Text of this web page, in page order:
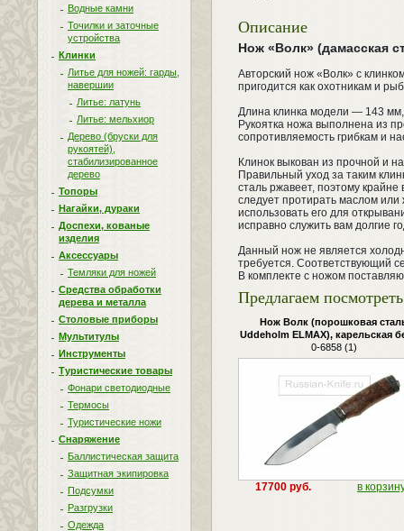
Водные камни
Точилки и заточные
устройства
Клинки
Литье для ножей: гарды,
навершии
Литье: латунь
Литье: мельхиор
Дерево (бруски для
рукоятей),
стабилизированное
дерево
Топоры
Нагайки, дураки
Доспехи, кованые
изделия
Аксессуары
Темляки для ножей
Средства обработки
дерева и металла
Столовые приборы
Мультитулы
Инструменты
Туристические товары
Фонари светодиодные
Термосы
Туристические ножи
Снаряжение
Баллистическая защита
Защитная экипировка
Подсумки
Разгрузки
Одежда
Описание
Нож «Волк» (дамасская
Авторский нож «Волк» с
пригодится как охотникам и
Длина клинка модели — 143
Рукоятка ножа выполнена из
сопротивляемость грибкам и
Клинок выкован из прочной и
Правильный уход за таким
сталь ржавеет, поэтому
следует протирать маслом
использовать его для
исправно служить вам долгие
Данный нож не является
требуется. Соответствующий
В комплекте с ножом
Предлагаем
Нож Волк (порошковая
Uddeholm ELMAX), карельская
0-6858 (1)
17700 руб. в